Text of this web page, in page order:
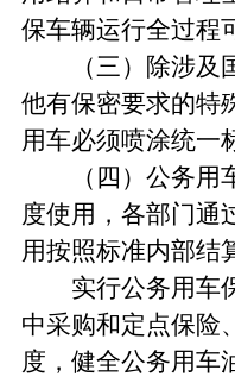
保车辆运行全过程
（三）除涉及国
他有保密要求的特
用车必须喷涂统一
（四）公务用车
度使用，各部门通
用按照标准内部结
实行公务用车保
中采购和定点保险
度，健全公务用车